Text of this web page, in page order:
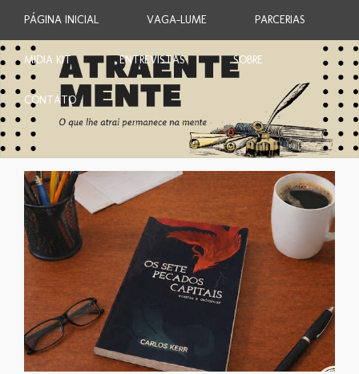
PÁGINA INICIAL VAGA-LUME PARCERIAS
MIDIA KIT ENTREVISTAS SOBRE
CONTATO